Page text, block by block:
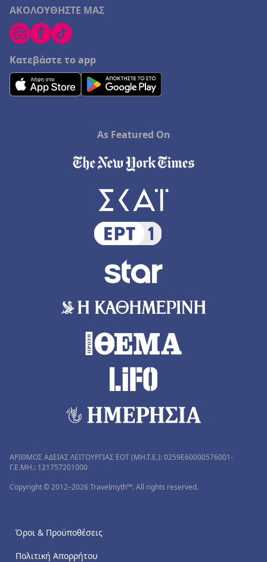
ΑΚΟΛΟΥΘΗΣΤΕ ΜΑΣ
Κατεβάστε το app
As Featured On
ΑΡΙΘΜΟΣ ΑΔΕΙΑΣ ΛΕΙΤΟΥΡΓΙΑΣ ΕΟΤ (MH.T.E.): 0259Ε60000576001-
Γ.Ε.ΜΗ.: 121757201000
Copyright © 2012–2026 Travelmyth™. All rights reserved.
Όροι & Προϋποθέσεις
Πολιτική Απορρήτου